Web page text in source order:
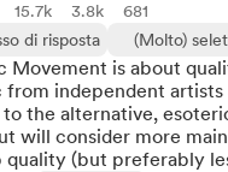
15.7k 3.8k
681
di risposta
(Molto)
Movement is about
from independent artists
to the alternative,
will consider more
(but preferably